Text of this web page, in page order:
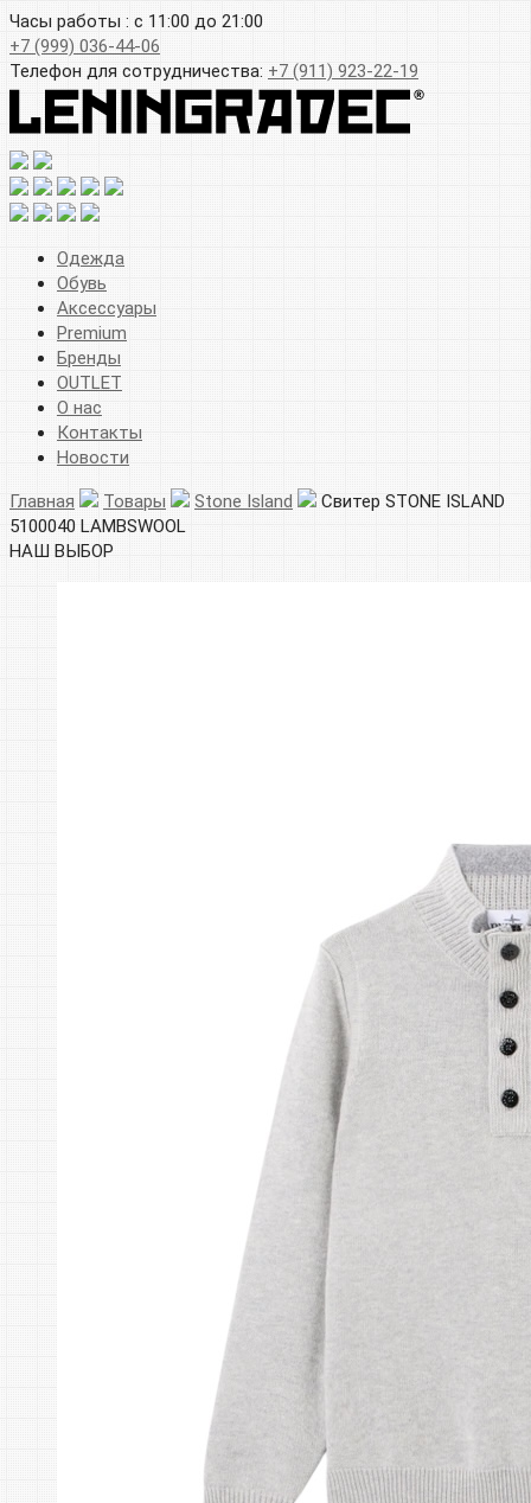
Часы работы : с 11:00 до 21:00
+7 (999) 036-44-06
Телефон для сотрудничества: +7 (911) 923-22-19
Одежда
Обувь
Аксессуары
Premium
Бренды
OUTLET
О нас
Контакты
Новости
Главная Товары Stone Island
Свитер STONE ISLAND
5100040 LAMBSWOOL
НАШ ВЫБОР